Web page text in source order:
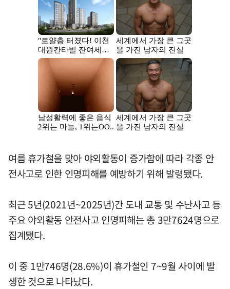
여름 휴가철을 맞아 야외활동이 증가함에 따라 각종 안
전사고로 인한 인명피해를 예방하기 위해 발령됐다.
최근 5년(2021년~2025년)간 도내 교통 및 수난사고 등
주요 야외활동 안전사고 인명피해는 총 3만7624명으로
집계됐다.
이 중 1만746명(28.6%)이 휴가철인 7~9월 사이에 발
생한 것으로 나타났다.